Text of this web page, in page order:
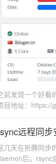
前发现一个好看
目地址：https://
https://
和shell_exec
gitlab.com/
web-
远程同
几天在折腾同步
后，rsync